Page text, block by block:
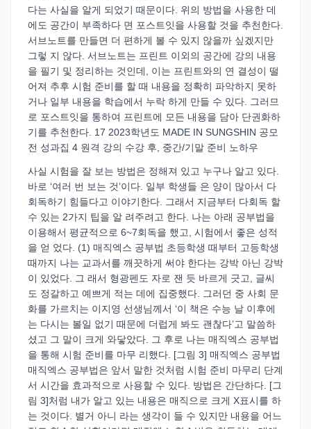
다는 사실을 알게 되었기 때문이다. 위의 방법을 사용한 데
에도 공간이 부족하다 면 포스트잇을 사용할 것을 추천한다.
서브노트를 만들면 더 편하게 볼 수 있지 않을까 싶겠지만
그렇 지 않다. 서브노트는 프린트 이외의 공간에 강의 내용
을 필기 및 정리하는 것인데, 이는 프린트와의 연 결성이 떨
어져 추후 시험 준비를 할 때 내용을 정확히 파악하지 못하
거나 일부 내용을 학습에서 누락 하게 만들 수 있다. 그러므
로 포스트잇을 통하여 프린트에 모든 내용을 담아 단권화하
기를 추천한다. 17 2023학년도 MADE IN SUNGSHIN 공모
전 성과집 4 원격 강의 수강 후, 중간/기말 준비 노하우
사실 시험을 잘 보는 방법은 정해져 있고 누구나 알고 있다.
바로 ‘여러 번 보는 것’이다. 일부 학생들 은 양이 많아서 다
회독하기 힘들다고 이야기한다. 그래서 지금부터 다회독 할
수 있는 2가지 팁을 알 려주려고 한다. 나는 아래 공부법을
이용해서 평균적으로 6~7회독을 했고, 시험에서 좋은 성적
을 얻 었다. (1) 매직엑스 공부법 초등학생 때부터 고등학생
때까지 나는 교과서를 깨끗하게 써야 한다는 강박 아닌 강박
이 있었다. 그 래서 형광펜도 자로 잰 듯 바르게 긋고, 글씨
도 정갈하고 예쁘게 적는 데에 집중했다. 그러던 중 사회 문
화를 가르치는 이지영 선생님께서 ‘이 책은 수능 날 이후에
는 다시는 볼일 없기 때문에 더럽게 봐도 괜찮다’고 말씀하
셨고 그 말이 크게 와닿았다. 그 후로 나는 매직엑스 공부법
을 통해 시험 준비를 마무 리했다. [그림 3] 매직엑스 공부법
매직엑스 공부법은 앞서 말한 것처럼 시험 준비 마무리 단계
서 시간을 효과적으로 사용할 수 있다. 방법은 간단하다. [그
림 3]처럼 내가 알고 있는 내용은 매직으로 크게 X표시를 하
는 것이다. 별거 아니 라는 생각이 들 수 있지만 내용을 어느